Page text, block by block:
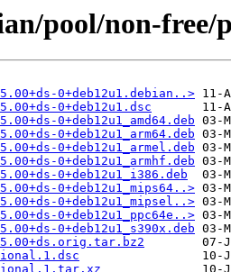
pool/non-
0+deb12u1.debian..>
0+deb12u1.dsc
0+deb12u1_amd64.deb
0+deb12u1_arm64.deb
0+deb12u1_armel.deb
0+deb12u1_armhf.deb
0+deb12u1_i386.deb
0+deb12u1_mips64..>
0+deb12u1_mipsel..>
0+deb12u1_ppc64e..>
0+deb12u1_s390x.deb